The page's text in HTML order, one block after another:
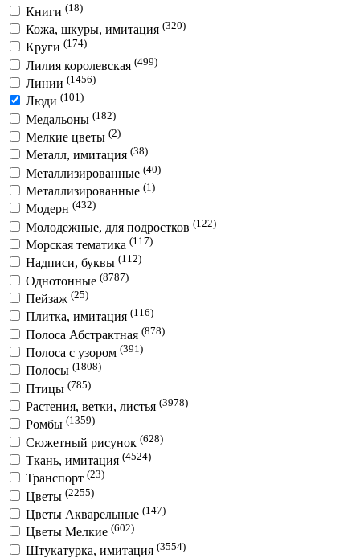
Книги (18)
Кожа, шкуры, имитация (320)
Круги (174)
Лилия королевская (499)
Линии (1456)
Люди (101)
Медальоны (182)
Мелкие цветы (2)
Металл, имитация (38)
Металлизированные (40)
Металлизированные (1)
Модерн (432)
Молодежные, для подростков (122)
Морская тематика (117)
Надписи, буквы (112)
Однотонные (8787)
Пейзаж (25)
Плитка, имитация (116)
Полоса Абстрактная (878)
Полоса с узором (391)
Полосы (1808)
Птицы (785)
Растения, ветки, листья (3978)
Ромбы (1359)
Сюжетный рисунок (628)
Ткань, имитация (4524)
Транспорт (23)
Цветы (2255)
Цветы Акварельные (147)
Цветы Мелкие (602)
Штукатурка, имитация (3554)